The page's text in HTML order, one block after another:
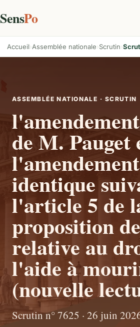
SensPo
Accueil Assemblée nationale Scrutin
ASSEMBLÉE NATIONALE · SCRUTIN
de M. Pauget
l'amendement
identique
l'article 5 de
proposition
relative au
l'aide à
(nouvelle
Scrutin n° 7625 · 26 juin